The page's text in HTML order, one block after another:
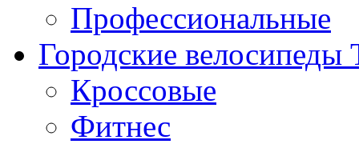
Профессиональные
Городские велосипеды
Кроссовые
Фитнес